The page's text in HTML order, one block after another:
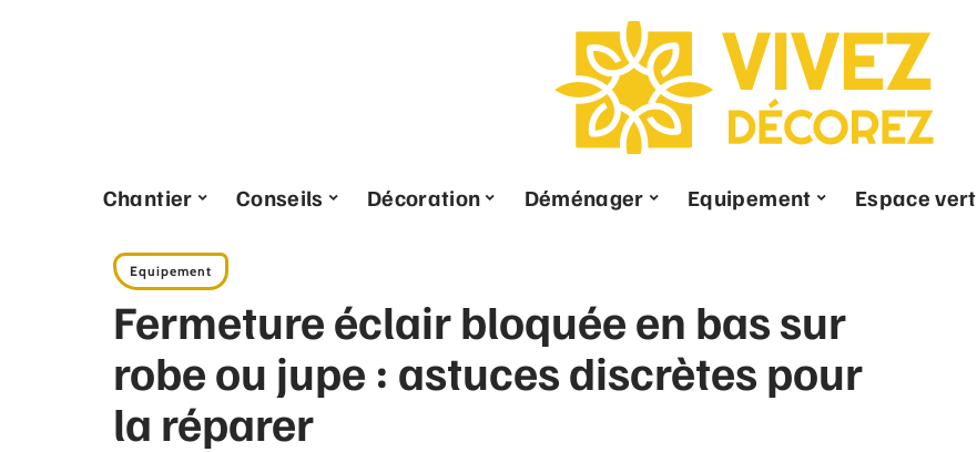
Chantier Conseils Décoration Déménager Equipement Espace vert
Equipement
Fermeture éclair bloquée en bas sur
robe ou jupe : astuces discrètes pour
la réparer